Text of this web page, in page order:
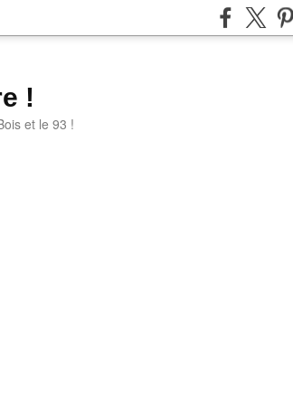
!
et le 93 !